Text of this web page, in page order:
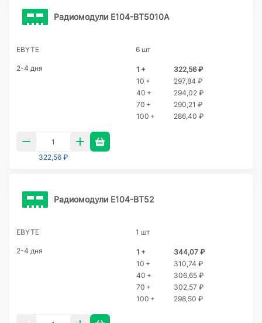
Радиомодули E104-BT5010A
EBYTE 6 шт
2-4 дня 1 +
322,56 ₽
10 +
297,84 ₽
40 +
294,02 ₽
70 +
290,21 ₽
100 +
286,40 ₽
322,56 ₽
Радиомодули E104-BT52
EBYTE 1 шт
2-4 дня 1 +
344,07 ₽
10 +
310,74 ₽
40 +
306,65 ₽
70 +
302,57 ₽
100 +
298,50 ₽